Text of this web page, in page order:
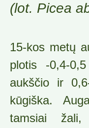
(lot. Picea
15-kos metų
plotis -0,4-
aukščio ir
kūgiška.
tamsiai žali,